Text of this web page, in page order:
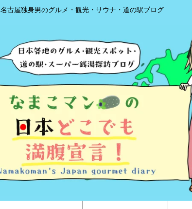
名古屋独身男のグルメ・観光・サウナ・道の駅ブログ